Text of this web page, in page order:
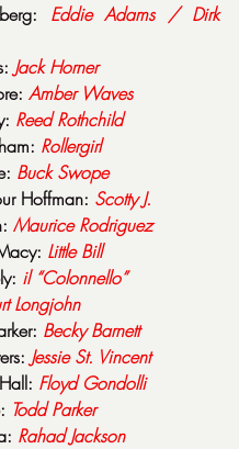
Eddie Adams / Dirk
Jack Horner
Amber Waves
Reed Rothchild
Rollergirl
Buck Swope
Hoffman: Scotty J.
Maurice Rodriguez
Little Bill
il “Colonnello”
Longjohn
Becky Barnett
Jessie St. Vincent
Floyd Gondolli
Todd Parker
Rahad Jackson